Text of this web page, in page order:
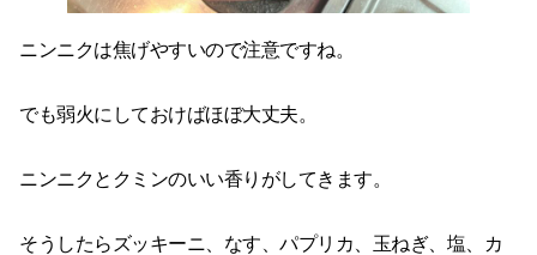
ニンニクは焦げやすいので注意ですね。
でも弱火にしておけばほぼ大丈夫。
ニンニクとクミンのいい香りがしてきます。
そうしたらズッキーニ、なす、パプリカ、玉ねぎ、塩、カ